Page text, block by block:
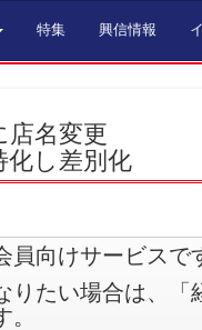
特集 興信情報
店名変更
化し差別化
向けサービスで
りたい場合は、